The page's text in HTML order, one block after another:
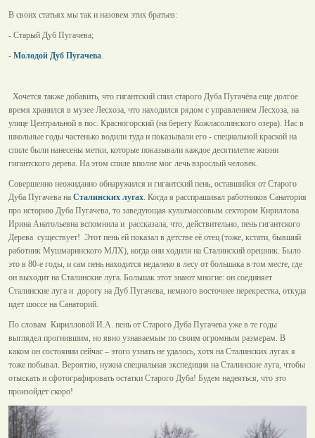
В своих статьях мы так и назовем этих братьев:
- Старый Дуб Пугачева;
- Молодой Дуб Пугачева
Хочется также добавить, что гигантский спил старого Дуба Пугачёва еще долгое
время хранился в музее Лесхоза, что находился рядом с управлением Лесхоза, на
улице Центральной в пос. Красногорский (на берегу Кожласолинского озера). Нас в
школьные годы частенько водили туда и показывали его - специальной краской на
спиле были нанесены метки, которые показывали каждое десятилетие жизни
гигантского дерева. На этом спиле вполне мог лечь взрослый человек.
Совершенно неожиданно обнаружился и гигантский пень, оставшийся от Старого
Дуба Пугачева на Сталинских лугах . Когда я расспрашивал работников Санатория
про историю Дуба Пугачева, то заведующая культмассовым сектором Кириллова
Ирина Анатольевна вспомнила и рассказала, что, действительно, пень гигантского
Дерева существует! Этот пень ей показал в детстве её отец (тоже, кстати, бывший
работник Мушмаринского МЛХ), когда они ходили на Сталинский орешник. Было
это в 80-е годы, и сам пень находится недалеко в лесу от большака в том месте, где
он выходит на Сталинские луга. Большак этот знают многие: он соединяет
Сталинские луга и дорогу на Дуб Пугачева, немного восточнее перекрестка, откуда
идет шоссе на Санаторий.
По словам Кирилловой И.А. пень от Старого Дуба Пугачева уже в те годы
выглядел прогнившим, но явно узнаваемым по своим огромным размерам. В
каком он состоянии сейчас – этого узнать не удалось, хотя на Сталинских лугах я
тоже побывал. Вероятно, нужна специальная экспедиция на Сталинские луга, чтобы
отыскать и сфотографировать остатки Старого Дуба! Будем надеяться, что это
произойдет скоро!